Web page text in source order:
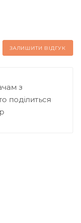
ЗАЛИШИТИ ВІДГУК
з
поділиться